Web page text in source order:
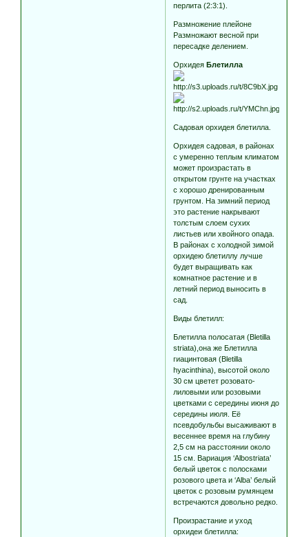
перлита (2:3:1).
Размножение плейоне
Размножают весной при
пересадке делением.
Орхидея Блетилла
Садовая орхидея блетилла.
Орхидея садовая, в районах
с умеренно теплым климатом
может произрастать в
открытом грунте на участках
с хорошо дренированным
грунтом. На зимний период
это растение накрывают
толстым слоем сухих
листьев или хвойного опада.
В районах с холодной зимой
орхидею блетиллу лучше
будет выращивать как
комнатное растение и в
летний период выносить в
сад.
Виды блетилл:
Блетилла полосатая (Bletilla
striata),она же Блетилла
гиацинтовая (Bletilla
hyacinthina), высотой около
30 см цветет розовато-
лиловыми или розовыми
цветками с середины июня до
середины июля. Её
псевдобульбы высаживают в
весеннее время на глубину
2,5 см на расстоянии около
15 см. Вариация ‘Albostriata’
белый цветок с полосками
розового цвета и ‘Alba’ белый
цветок с розовым румянцем
встречаются довольно редко.
Произрастание и уход
орхидеи блетилла: